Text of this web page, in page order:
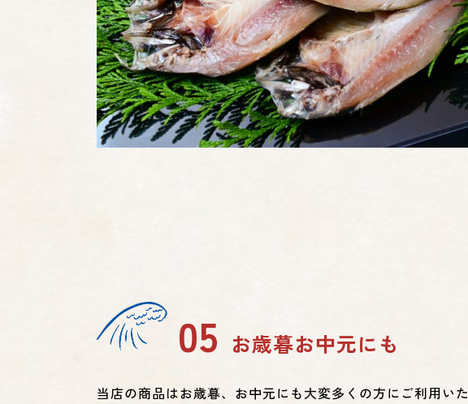
05 お歳暮お中元にも
当店の商品はお歳暮、お中元にも大変多くの方にご利用いた